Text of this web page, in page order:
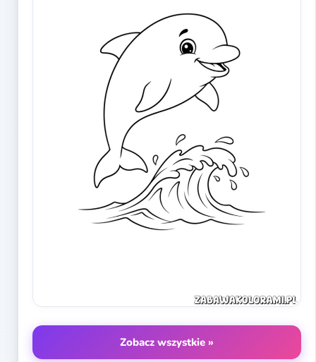
Zobacz wszystkie »